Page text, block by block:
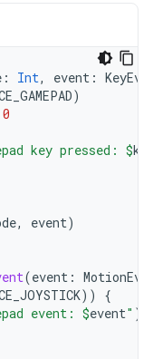
: Int, event :
)
0
key pressed: $
, event)
(event :
))
{
event: $event" )